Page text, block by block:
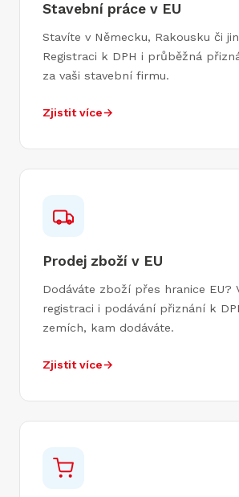
Stavební práce v EU
Stavíte v Německu, Rakousku či
Registraci k DPH i průběžná
za vaši stavební firmu.
Zjistit více→
Prodej zboží v EU
Dodáváte zboží přes hranice EU?
registraci i podávání přiznání k
zemích, kam dodáváte.
Zjistit více→